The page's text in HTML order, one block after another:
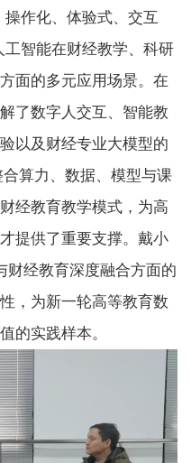
作化、体验式、交互
工智能在财经教学、科研
面的多元应用场景。在
了数字人交互、智能教
以及财经专业大模型的
算力、数据、模型与课
经教育教学模式，为高
提供了重要支撑。戴小
财经教育深度融合方面的
，为新一轮高等教育数
的实践样本。